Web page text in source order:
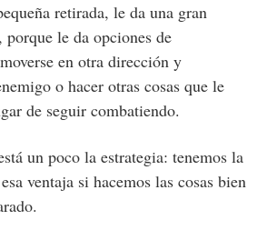
retirada, le da una gran
le da opciones de
en otra dirección y
o hacer otras cosas que le
de seguir combatiendo.
un poco la estrategia: tenemos la
ventaja si hacemos las cosas bien